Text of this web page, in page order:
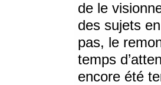
de le
des sujets
pas, le
temps
encore été